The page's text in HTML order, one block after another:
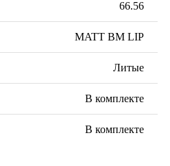
66.56
MATT BM LIP
Литые
В комплекте
В комплекте